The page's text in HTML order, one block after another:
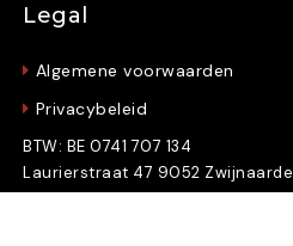
Legal
Algemene voorwaarden
Privacybeleid
BTW: BE 0741 707 134
Laurierstraat 47 9052 Zwijnaarde